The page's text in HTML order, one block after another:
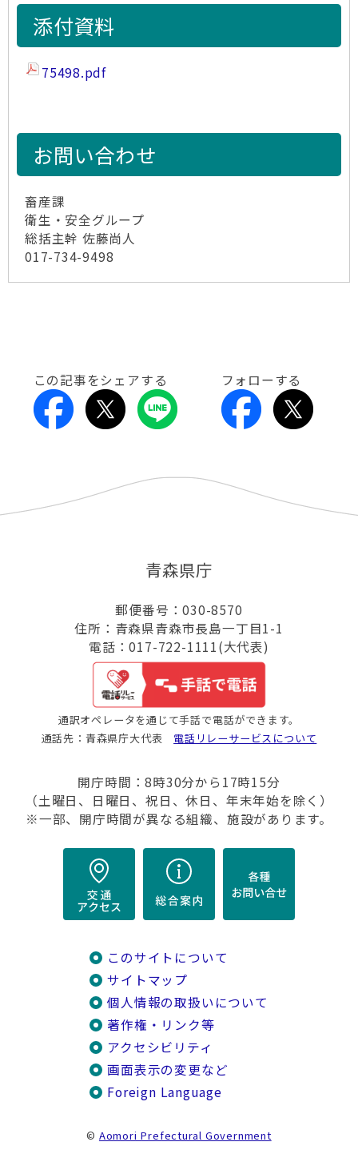
添付資料
75498.pdf
お問い合わせ
畜産課
衛生・安全グループ
総括主幹 佐藤尚人
017-734-9498
この記事をシェアする フォローする
青森県庁
郵便番号：030-8570
住所：青森県青森市長島一丁目1-1
電話：017-722-1111(大代表)
通訳オペレータを通じて手話で電話ができます。
通話先：青森県庁大代表 電話リレーサービスについて
開庁時間：8時30分から17時15分
（土曜日、日曜日、祝日、休日、年末年始を除く）
※一部、開庁時間が異なる組織、施設があります。
このサイトについて
サイトマップ
個人情報の取扱いについて
著作権・リンク等
アクセシビリティ
画面表示の変更など
Foreign Language
© Aomori Prefectural Government